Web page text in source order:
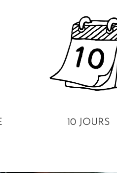
10 JOURS